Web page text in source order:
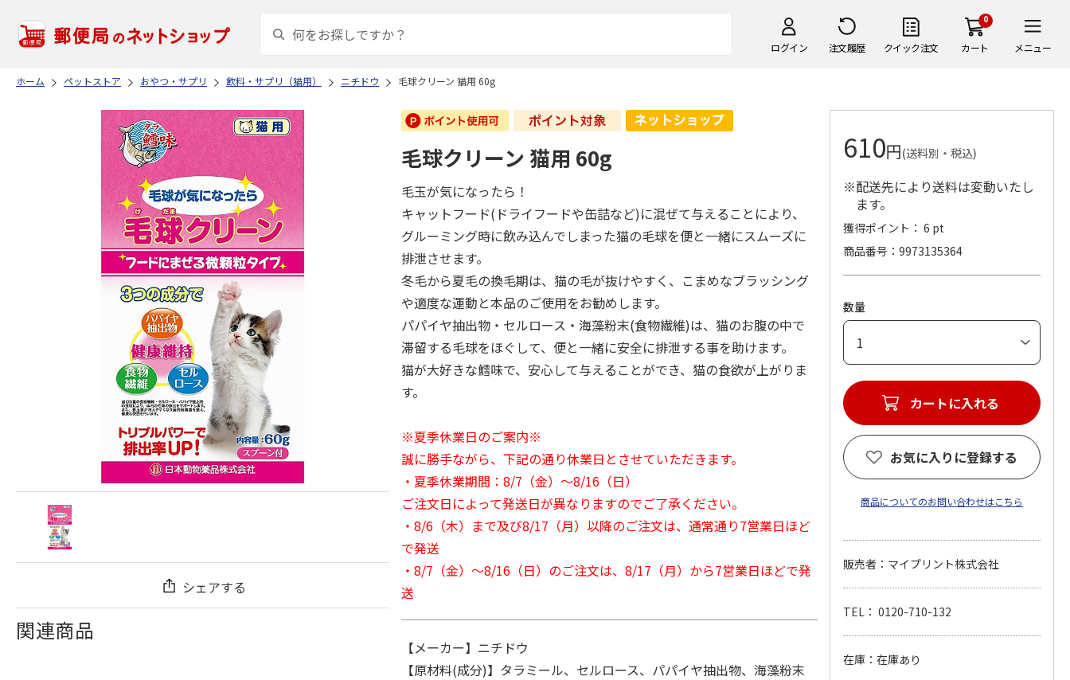
ログイン 注文履歴 クイック注文
0
カート メニュー
ホーム ペットストア おやつ・サプリ 飲料・サプリ（猫用） ニチドウ 毛球クリーン 猫用 60g
シェアする
関連商品
毛球クリーン 猫用 60g
毛玉が気になったら！
キャットフード(ドライフードや缶詰など)に混ぜて与えることにより、
グルーミング時に飲み込んでしまった猫の毛球を便と一緒にスムーズに
排泄させます。
冬毛から夏毛の換毛期は、猫の毛が抜けやすく、こまめなブラッシング
や適度な運動と本品のご使用をお勧めします。
パパイヤ抽出物・セルロース・海藻粉末(食物繊維)は、猫のお腹の中で
滞留する毛球をほぐして、便と一緒に安全に排泄する事を助けます。
猫が大好きな鱈味で、安心して与えることができ、猫の食欲が上がりま
す。
※夏季休業日のご案内※
誠に勝手ながら、下記の通り休業日とさせていただきます。
・夏季休業期間：8/7（金）～8/16（日）
ご注文日によって発送日が異なりますのでご了承ください。
・8/6（木）まで及び8/17（月）以降のご注文は、通常通り7営業日ほど
で発送
・8/7（金）～8/16（日）のご注文は、8/17（月）から7営業日ほどで発
送
【メーカー】ニチドウ
【原材料(成分)】タラミール、セルロース、パパイヤ抽出物、海藻粉末
610円(送料別・税込)
※配送先により送料は変動いたし
ます。
獲得ポイント： 6 pt
商品番号
9973135364
数量
カートに入れる
お気に入りに登録する
商品についてのお問い合わせはこちら
販売者：マイプリント株式会社
TEL： 0120-710-132
在庫：在庫あり